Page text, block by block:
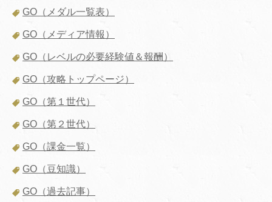
GO（メダル一覧表）
GO（メディア情報）
GO（レベルの必要経験値＆報酬）
GO（攻略トップページ）
GO（第１世代）
GO（第２世代）
GO（課金一覧）
GO（豆知識）
GO（過去記事）